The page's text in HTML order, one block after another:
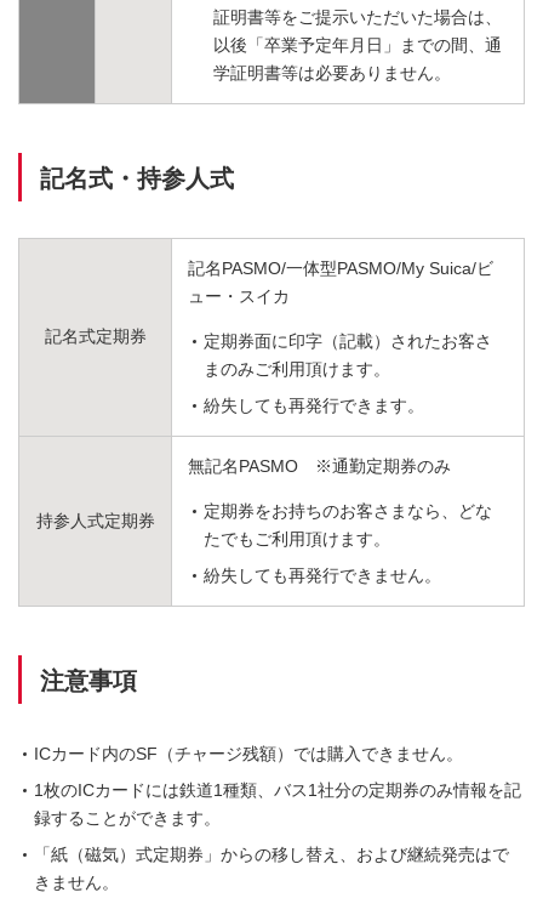
証明書等をご提示いただいた場合は、
以後「卒業予定年月日」までの間、通
学証明書等は必要ありません。
記名式・持参人式
記名式定期券
記名PASMO/一体型PASMO/My Suica/ビ
ュー・スイカ
定期券面に印字（記載）されたお客さ
まのみご利用頂けます。
紛失しても再発行できます。
持参人式定期券
無記名PASMO ※通勤定期券のみ
定期券をお持ちのお客さまなら、どな
たでもご利用頂けます。
紛失しても再発行できません。
注意事項
ICカード内のSF（チャージ残額）では購入できません。
1枚のICカードには鉄道1種類、バス1社分の定期券のみ情報を記
録することができます。
「紙（磁気）式定期券」からの移し替え、および継続発売はで
きません。